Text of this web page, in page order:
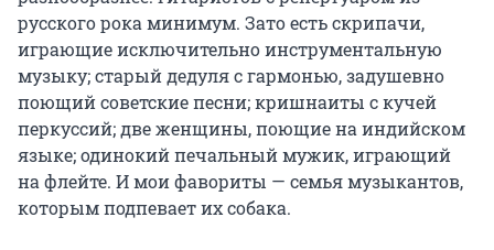
русского рока минимум. Зато есть скрипачи,
играющие исключительно инструментальную
музыку; старый дедуля с гармонью, задушевно
поющий советские песни; кришнаиты с кучей
перкуссий; две женщины, поющие на индийском
языке; одинокий печальный мужик, играющий
на флейте. И мои фавориты — семья музыкантов,
которым подпевает их собака.